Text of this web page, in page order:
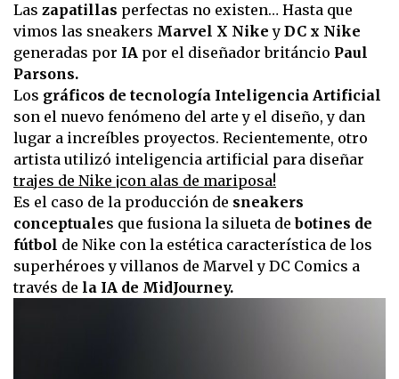
Las zapatillas perfectas no existen… Hasta que
vimos las sneakers Marvel X Nikey DC x Nike
generadas por IA por el diseñador británcio Paul
Parsons.
Los gráficos de tecnología Inteligencia Artificial
son el nuevo fenómeno del arte y el diseño, y dan
lugar a increíbles proyectos. Recientemente, otro
artista utilizó inteligencia artificial para diseñar
trajes de Nike ¡con alas de mariposa!
Es el caso de la producción de sneakers
conceptuales que fusiona la silueta debotines de
fútbol de Nike con la estética característica de los
superhéroes y villanos de Marvel y DC Comics a
través de la IA de MidJourney.